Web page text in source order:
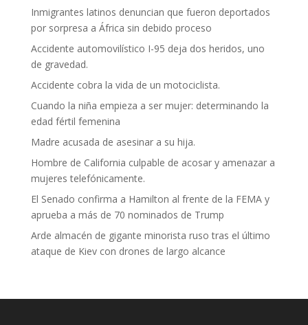
Inmigrantes latinos denuncian que fueron deportados
por sorpresa a África sin debido proceso
Accidente automovilístico I-95 deja dos heridos, uno
de gravedad.
Accidente cobra la vida de un motociclista.
Cuando la niña empieza a ser mujer: determinando la
edad fértil femenina
Madre acusada de asesinar a su hija.
Hombre de California culpable de acosar y amenazar a
mujeres telefónicamente.
El Senado confirma a Hamilton al frente de la FEMA y
aprueba a más de 70 nominados de Trump
Arde almacén de gigante minorista ruso tras el último
ataque de Kiev con drones de largo alcance